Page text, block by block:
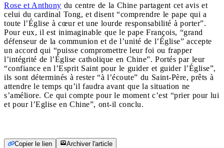
Rose et Anthony du centre de la Chine partagent cet avis et
celui du cardinal Tong, et disent “comprendre le pape qui a
toute l’Église à cœur et une lourde responsabilité à porter”.
Pour eux, il est inimaginable que le pape François, “grand
défenseur de la communion et de l’unité de l’Église” accepte
un accord qui “puisse compromettre leur foi ou frapper
l’intégrité de l’Église catholique en Chine”. Portés par leur
“confiance en l’Esprit Saint pour le guider et guider l’Église”,
ils sont déterminés à rester “à l’écoute” du Saint-Père, prêts à
attendre le temps qu’il faudra avant que la situation ne
s’améliore. Ce qui compte pour le moment c’est “prier pour lui
et pour l’Eglise en Chine”, ont-il conclu.
Copier le lien Archiver l'article